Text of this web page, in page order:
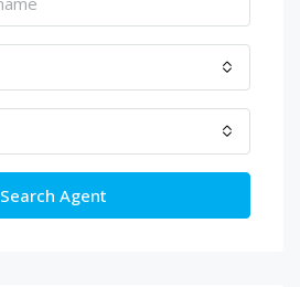
Search Agent